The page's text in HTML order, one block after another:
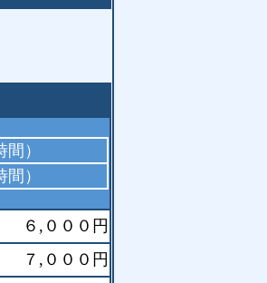
）
）
６,０００円
７,０００円